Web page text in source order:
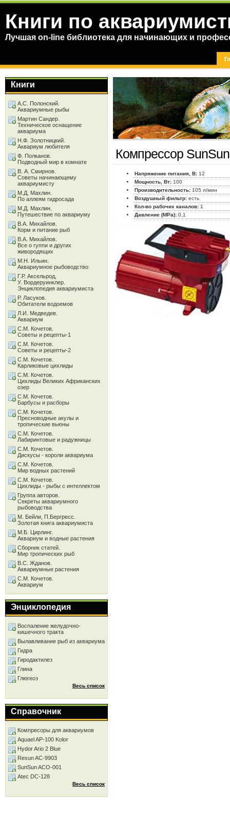
Книги по
Лучшая on-line библиотека для начинающих и
Компрессор
Напряжение питания, В: 12
Мощность, Вт: 100
Производительность: 105 л/мин
Воздушный фильтр: есть
Кол-во рабочих каналов: 1
Давление (MPa): 0,1
Книги
А.С. Полонский.
Аквариумные рыбы
Мартин Сандер.
Техническое оснащение
аквариума
Н.Ф. Золотницкий.
Аквариум любителя
Ф. Полканов.
Подводный мир в комнате
В. А. Смирнов.
Советы начинающему
аквариумисту
М.Д. Махлин.
По аллеям гидросада
М.Д. Махлин.
Путешествие по аквариуму
В.А. Михайлов.
Корм и питание рыб
В.А. Михайлов.
Все о гуппи и других
живородящих
М.Н. Ильин.
Аквариумное рыбоводство
Г.Р. Аксельрод,
У. Вордеруинклер.
Энциклопедия аквариумиста
Р. Ласуков.
Обитатели водоемов
Л.И. Медведев.
Аквариум
С.М. Кочетов.
Советы и рецепты-1
С.М. Кочетов.
Советы и рецепты-2
С.М. Кочетов.
Карликовые цихлиды
С.М. Кочетов.
Цихлиды Великих Африканских
озер
С.М. Кочетов.
Барбусы и расборы
С.М. Кочетов.
Пресноводные акулы и
тропические вьюны
С.М. Кочетов.
Лабиринтовые и радужницы
С.М. Кочетов.
Дискусы - короли аквариума
С.М. Кочетов.
Мир водных растений
С.М. Кочетов.
Цихлиды - рыбы с интеллектом
Группа авторов.
Секреты аквариумного
рыбоводства
М. Бейли, П.Бергресс.
Золотая книга аквариумиста
М.Б. Цирлинг.
Аквариум и водные растения
Сборник статей.
Мир тропических рыб
В.С. Жданов.
Аквариумные растения
С.М. Кочетов.
Аквариум
Энциклопедия
Воспаление желудочно-
кишечного тракта
Вылавливание рыб из аквариума
Гидра
Гиродактилез
Глина
Глюгеоз
Весь список
Справочник
Компресоры для аквариумов
Aquael AP-100 Kolor
Hydor Ario 2 Blue
Resun AC-9903
SunSun ACO-001
Atec DC-128
Весь список